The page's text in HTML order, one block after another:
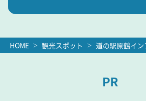
HOME 観光スポット 道の駅原鶴イ
PR